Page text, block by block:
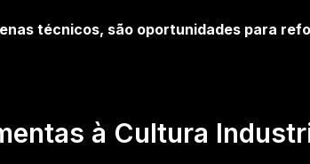
técnicos, são oportunidades para
à Cultura